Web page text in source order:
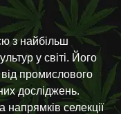
з найбільш
у світі. Його
промислового
досліджень.
напрямків селекції